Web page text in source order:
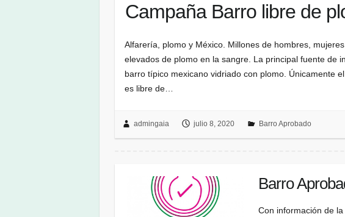
Campaña Barro libre de
Alfarería, plomo y México. Millones de hombres,
elevados de plomo en la sangre. La principal fuente de
barro típico mexicano vidriado con plomo. Únicamente
es libre de…
admingaia julio 8, 2020 Barro Aprobado
Barro
Con información de